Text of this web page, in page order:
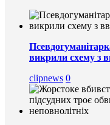
викрили схему з
clipnews 0